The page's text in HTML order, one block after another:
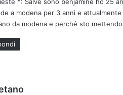
e
t
t
a modena per 3 anni e
da modena e perché sto